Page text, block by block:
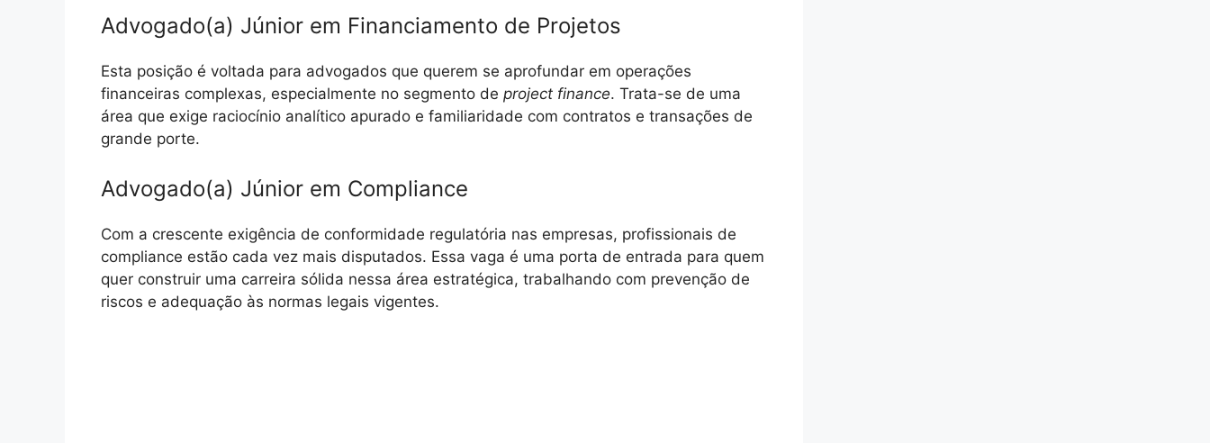
Advogado(a) Júnior em Financiamento de Projetos
Esta posição é voltada para advogados que querem se aprofundar em operações
financeiras complexas, especialmente no segmento de project finance. Trata-se de uma
área que exige raciocínio analítico apurado e familiaridade com contratos e transações de
grande porte.
Advogado(a) Júnior em Compliance
Com a crescente exigência de conformidade regulatória nas empresas, profissionais de
compliance estão cada vez mais disputados. Essa vaga é uma porta de entrada para quem
quer construir uma carreira sólida nessa área estratégica, trabalhando com prevenção de
riscos e adequação às normas legais vigentes.